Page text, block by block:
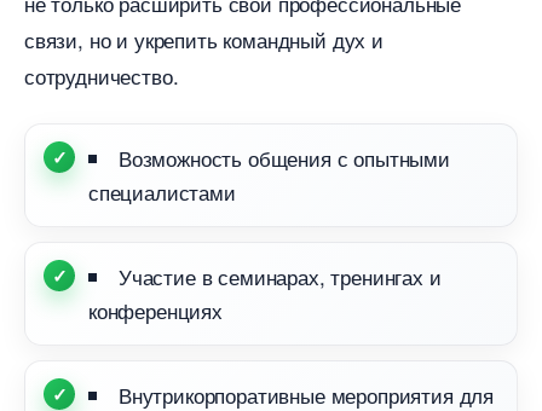
связи, но и укрепить командный дух и
сотрудничество.
озможность общения с опытными
специалистами
Участие в семинарах, тренингах и
конференциях
нутрикорпоративные мероприятия для